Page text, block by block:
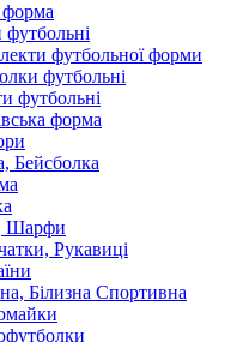
футбольні
футбольної форми
футбольні
футбольні
форма
Бейсболка
Шарфи
Рукавиці
Білизна Спортивна